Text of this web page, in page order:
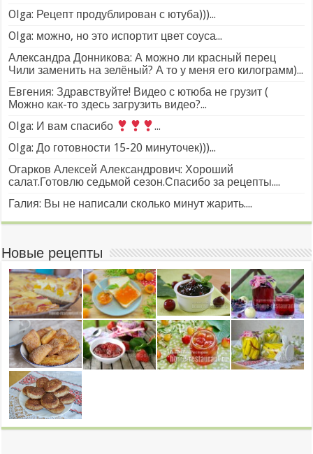
Olga: Рецепт продублирован с ютуба)))...
Olga: можно, но это испортит цвет соуса...
Александра Донникова: А можно ли красный перец
Чили заменить на зелёный? А то у меня его килограмм)...
Евгения: Здравствуйте! Видео с ютюба не грузит (
Можно как-то здесь загрузить видео?...
Olga: И вам спасибо
...
Olga: До готовности 15-20 минуточек)))...
Огарков Алексей Александрович: Хороший
салат.Готовлю седьмой сезон.Спасибо за рецепты....
Галия: Вы не написали сколько минут жарить....
Новые рецепты